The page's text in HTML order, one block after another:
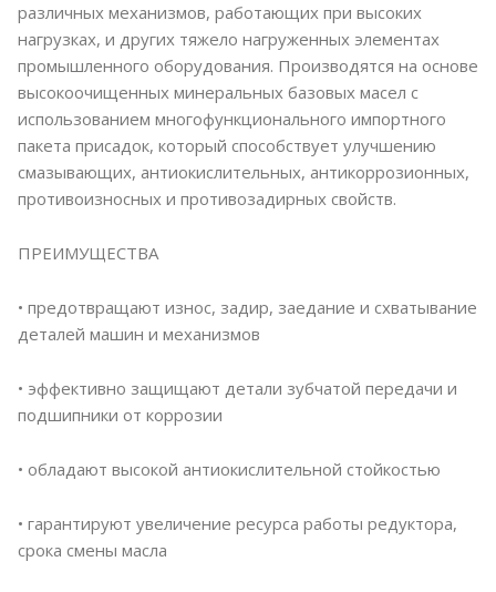
различных механизмов, работающих при высоких
нагрузках, и других тяжело нагруженных элементах
промышленного оборудования. Производятся на основе
высокоочищенных минеральных базовых масел с
использованием многофункционального импортного
пакета присадок, который способствует улучшению
смазывающих, антиокислительных, антикоррозионных,
противоизносных и противозадирных свойств.
ПРЕИМУЩЕСТВА
• предотвращают износ, задир, заедание и схватывание
деталей машин и механизмов
• эффективно защищают детали зубчатой передачи и
подшипники от коррозии
• обладают высокой антиокислительной стойкостью
• гарантируют увеличение ресурса работы редуктора,
срока смены масла